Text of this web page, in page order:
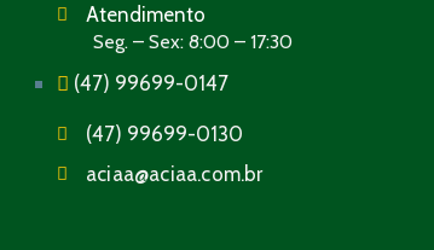
Atendimento
Seg. – Sex: 8:00 – 17:30
(47) 99699-0147
(47) 99699-0130
aciaa@aciaa.com.br